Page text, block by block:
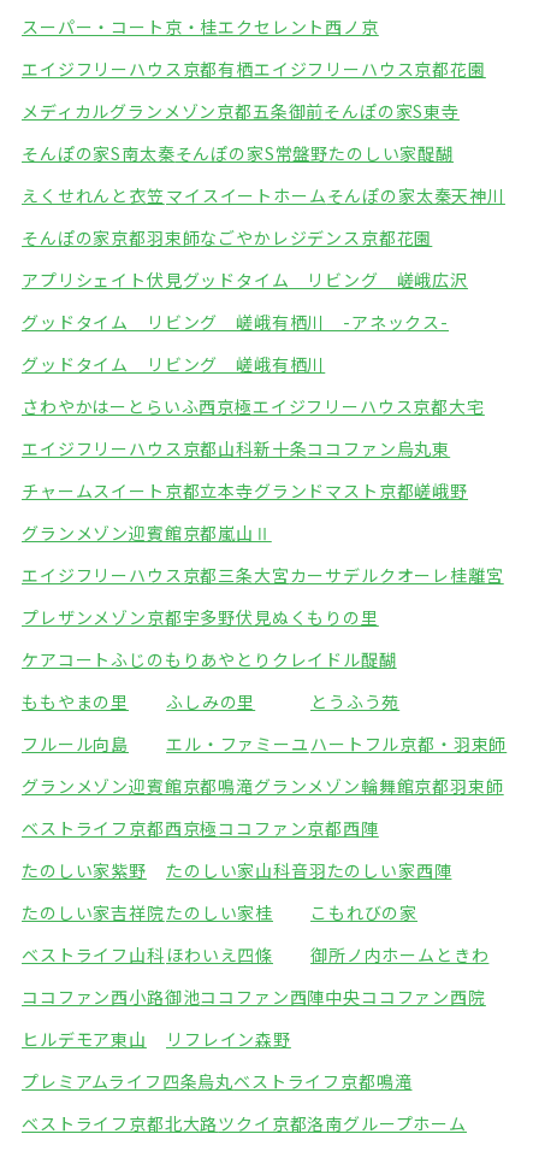
スーパー・コート京・桂エクセレント西ノ京
エイジフリーハウス京都有栖エイジフリーハウス京都花園
メディカルグランメゾン京都五条御前そんぽの家S東寺
そんぽの家S南太秦そんぽの家S常盤野たのしい家醍醐
えくせれんと衣笠マイスイートホームそんぽの家太秦天神川
そんぽの家京都羽束師なごやかレジデンス京都花園
アプリシェイト伏見グッドタイム リビング 嵯峨広沢
グッドタイム リビング 嵯峨有栖川 -アネックス-
グッドタイム リビング 嵯峨有栖川
さわやかはーとらいふ西京極エイジフリーハウス京都大宅
エイジフリーハウス京都山科新十条ココファン烏丸東
チャームスイート京都立本寺グランドマスト京都嵯峨野
グランメゾン迎賓館京都嵐山Ⅱ
エイジフリーハウス京都三条大宮カーサデルクオーレ桂離宮
プレザンメゾン京都宇多野伏見ぬくもりの里
ケアコートふじのもり あやとりクレイドル醍醐
ももやまの里
ふしみの里
とうふう苑
フルール向島
エル・ファミーユ ハートフル京都・羽束師
グランメゾン迎賓館京都鳴滝グランメゾン輪舞館京都羽束師
ベストライフ京都西京極ココファン京都西陣
たのしい家紫野
たのしい家山科音羽たのしい家西陣
たのしい家吉祥院たのしい家桂
こもれびの家
ベストライフ山科 ほわいえ四條
御所ノ内ホームときわ
ココファン西小路御池ココファン西陣中央ココファン西院
ヒルデモア東山
リフレイン森野
プレミアムライフ四条烏丸ベストライフ京都鳴滝
ベストライフ京都北大路ツクイ京都洛南グループホーム